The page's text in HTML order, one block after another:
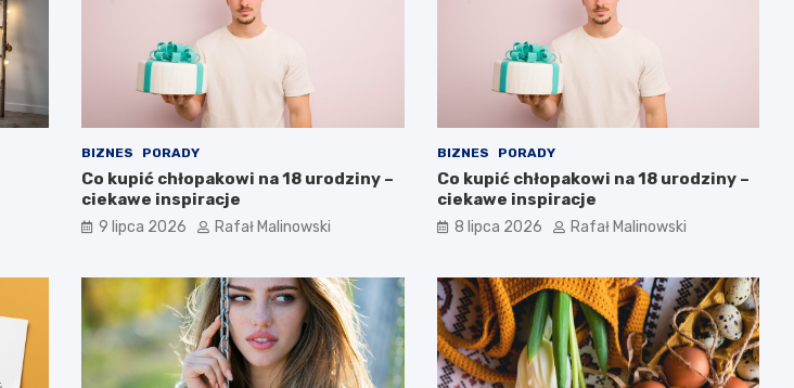
BIZNES PORADY
Co kupić chłopakowi na 18 urodziny –
ciekawe inspiracje
9 lipca 2026 Rafał Malinowski
BIZNES PORADY
Co kupić chłopakowi na 18 urodziny –
ciekawe inspiracje
8 lipca 2026 Rafał Malinowski